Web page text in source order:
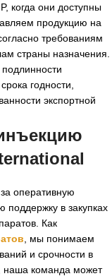
когда они доступны
продукцию на
требованиям
страны назначения.
годности,
экспортной
оперативную
поддержку в закупках
Как
, мы понимаем
и срочности в
наша команда может